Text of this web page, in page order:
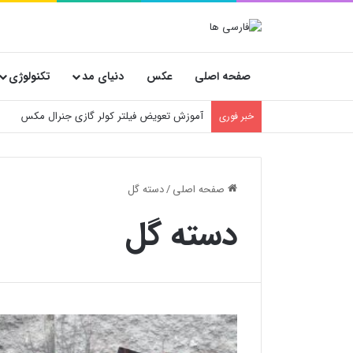
صفحه اصلی عکس دنیای مد تکنولوژی
خبر فوری آموزش تعویض فیلتر کولر گازی جنرال مکس
صفحه اصلی/دسته گل
دسته گل